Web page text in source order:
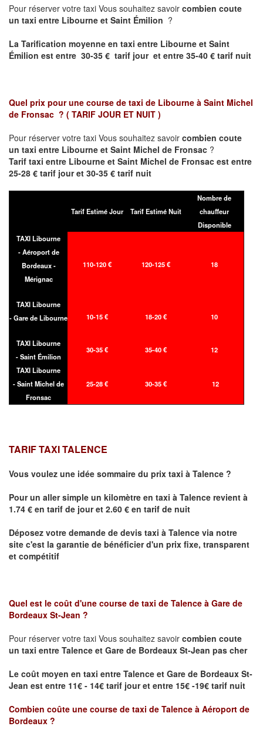
Pour réserver votre taxi Vous souhaitez savoir combien coute
un taxi entre Libourne et Saint Émilion ?
La Tarification moyenne en taxi entre Libourne et Saint
Émilion est entre 30-35 € tarif jour et entre 35-40 € tarif nuit
Quel prix pour une course de taxi de Libourne à Saint Michel
de Fronsac ? ( TARIF JOUR ET NUIT )
Pour réserver votre taxi Vous souhaitez savoir combien coute
un taxi entre Libourne et Saint Michel de Fronsac ?
Tarif taxi entre Libourne et Saint Michel de Fronsac est entre
25-28 € tarif jour et 30-35 € tarif nuit
Tarif Estimé Jour Tarif Estimé Nuit
Nombre de
chauffeur
Disponible
TAXI Libourne
- Aéroport de
Bordeaux -
Mérignac
110-120 € 120-125 € 18
TAXI Libourne
- Gare de Libourne
10-15 € 18-20 € 10
TAXI Libourne
- Saint Émilion
30-35 € 35-40 € 12
TAXI Libourne
- Saint Michel de
Fronsac
25-28 € 30-35 € 12
TARIF TAXI TALENCE
Vous voulez une idée sommaire du prix taxi à Talence ?
Pour un aller simple un kilomètre en taxi à Talence revient à
1.74 € en tarif de jour et 2.60 € en tarif de nuit
Déposez votre demande de devis taxi à Talence via notre
site c'est la garantie de bénéficier d'un prix fixe, transparent
et compétitif
Quel est le coût d'une course de taxi de Talence à Gare de
Bordeaux St-Jean ?
Pour réserver votre taxi Vous souhaitez savoir combien coute
un taxi entre Talence et Gare de Bordeaux St-Jean pas cher
Le coût moyen en taxi entre Talence et Gare de Bordeaux St-
Jean est entre 11€ - 14€ tarif jour et entre 15€ -19€ tarif nuit
Combien coûte une course de taxi de Talence à Aéroport de
Bordeaux ?